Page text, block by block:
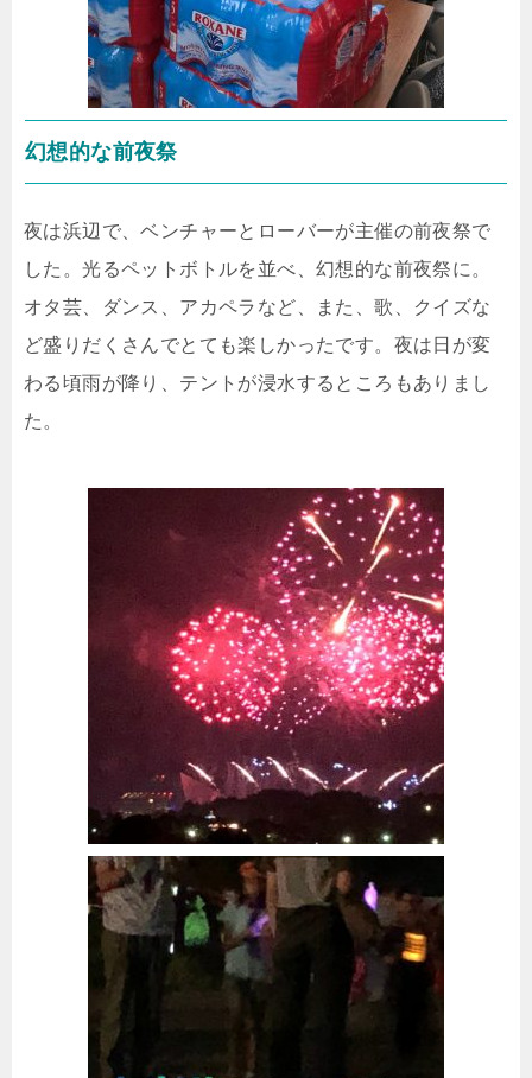
幻想的な前夜祭
夜は浜辺で、ベンチャーとローバーが主催の前夜祭で
した。光るペットボトルを並べ、幻想的な前夜祭に。
オタ芸、ダンス、アカペラなど、また、歌、クイズな
ど盛りだくさんでとても楽しかったです。夜は日が変
わる頃雨が降り、テントが浸水するところもありまし
た。